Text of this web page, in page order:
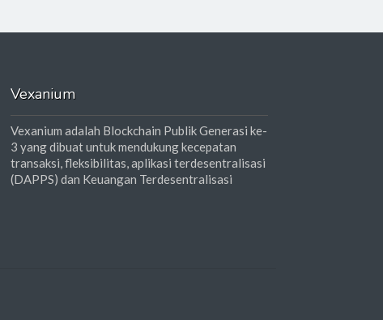
Vexanium
Vexanium adalah Blockchain Publik Generasi ke-
3 yang dibuat untuk mendukung kecepatan
transaksi, fleksibilitas, aplikasi terdesentralisasi
(DAPPS) dan Keuangan Terdesentralisasi